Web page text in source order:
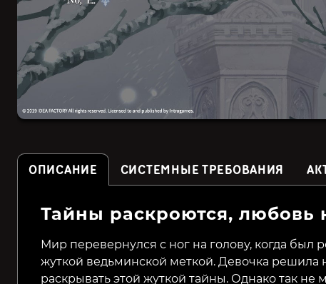
Blessing on this
Wonderful World! Love For
These Clothes Of Desire!
Omega Labyrinth Life
549₽ 73% 199₽
ОПИСАНИЕ СИСТЕМНЫЕ ТРЕБОВАНИЯ
Тайны раскроются, любовь
Мир перевернулся с ног на голову, когда был
жуткой ведьминской меткой. Девочка решила
раскрывать этой жуткой тайны. Однако так не